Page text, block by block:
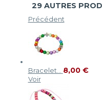
29 AUTRES
Précédent
Bracelet... 8,00 €
Voir